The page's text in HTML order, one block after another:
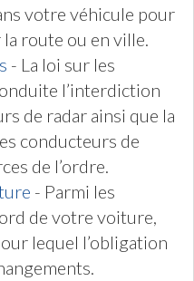
votre véhicule pour
route ou en ville.
- La loi sur les
l’interdiction
de radar ainsi que la
conducteurs de
de l’ordre.
- Parmi les
de votre voiture,
lequel l’obligation